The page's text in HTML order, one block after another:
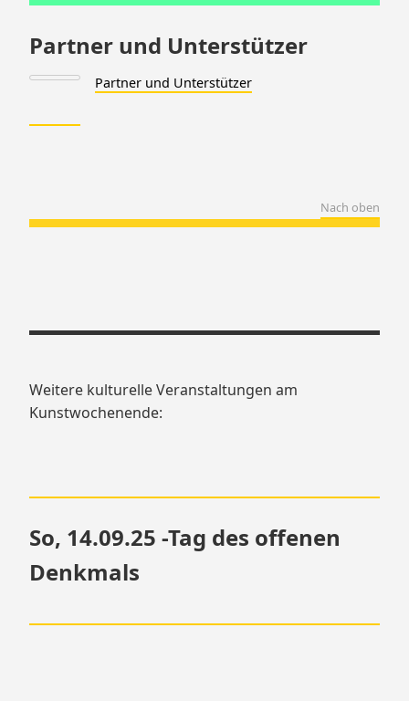
Partner und Unterstützer
Partner und Unterstützer
Nach oben
Weitere kulturelle Veranstaltungen am
Kunstwochenende:
So, 14.09.25 -Tag des offenen
Denkmals